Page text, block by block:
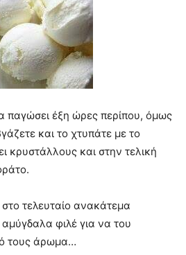
παγώσει έξη ώρες περίπου, όμως
και το χτυπάτε με το
κρυστάλλους και στην τελική
τελευταίο ανακάτεμα
φιλέ για να του
τους άρωμα…